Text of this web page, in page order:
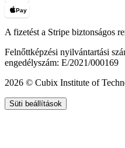
Pay
A fizetést a Stripe biztonságos
Felnőttképzési nyilvántartási
engedélyszám: E/2021/000169
2026 © Cubix Institute of
Süti beállítások